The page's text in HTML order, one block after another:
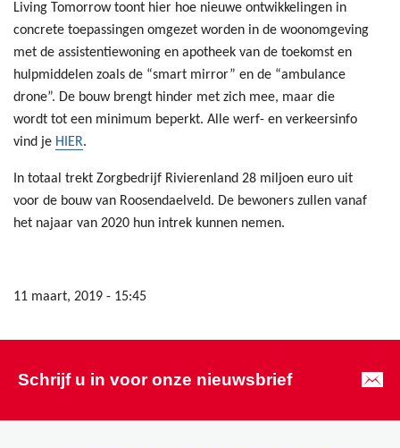
Living Tomorrow toont hier hoe nieuwe ontwikkelingen in
concrete toepassingen omgezet worden in de woonomgeving
met de assistentiewoning en apotheek van de toekomst en
hulpmiddelen zoals de “smart mirror” en de “ambulance
drone”. De bouw brengt hinder met zich mee, maar die
wordt tot een minimum beperkt. Alle werf- en verkeersinfo
vind je HIER.
In totaal trekt Zorgbedrijf Rivierenland 28 miljoen euro uit
voor de bouw van Roosendaelveld. De bewoners zullen vanaf
het najaar van 2020 hun intrek kunnen nemen.
11 maart, 2019 - 15:45
Schrijf u in voor onze nieuwsbrief